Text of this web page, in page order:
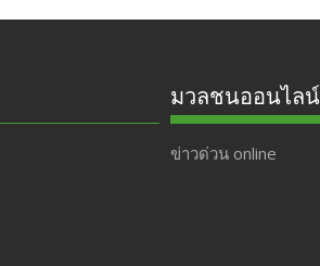
มวลชนออนไล
ข่าวด่วน online